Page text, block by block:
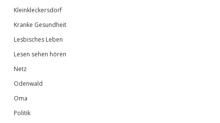
Kleinkleckersdorf
Kranke Gesundheit
Lesbisches Leben
Lesen sehen hören
Netz
Odenwald
Oma
Politik